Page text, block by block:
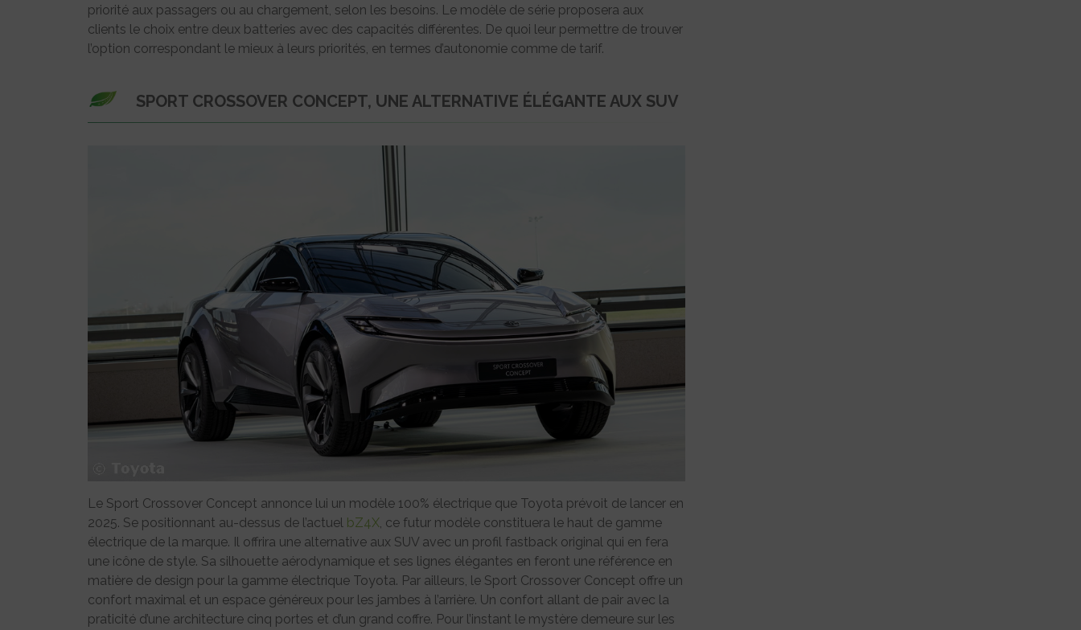
priorité aux passagers ou au chargement, selon les besoins. Le modèle de série proposera aux
clients le choix entre deux batteries avec des capacités différentes. De quoi leur permettre de trouver
l’option correspondant le mieux à leurs priorités, en termes d’autonomie comme de tarif.
SPORT CROSSOVER CONCEPT, UNE ALTERNATIVE ÉLÉGANTE AUX SUV
Le Sport Crossover Concept annonce lui un modèle 100% électrique que Toyota prévoit de lancer en
2025. Se positionnant au-dessus de l’actuel bZ4X, ce futur modèle constituera le haut de gamme
électrique de la marque. Il offrira une alternative aux SUV avec un profil fastback original qui en fera
une icône de style. Sa silhouette aérodynamique et ses lignes élégantes en feront une référence en
matière de design pour la gamme électrique Toyota. Par ailleurs, le Sport Crossover Concept offre un
confort maximal et un espace généreux pour les jambes à l’arrière. Un confort allant de pair avec la
praticité d’une architecture cinq portes et d’un grand coffre. Pour l’instant le mystère demeure sur les